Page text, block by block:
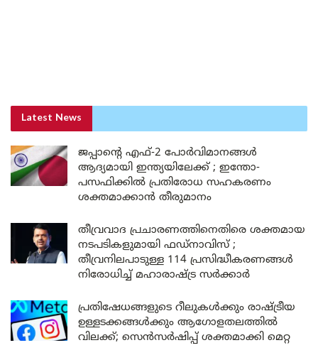
Latest News
ജപ്പാന്റെ എഫ്-2 പോർവിമാനങ്ങൾ
ആദ്യമായി ഇന്ത്യയിലേക്ക് ; ഇന്തോ-
പസഫിക്കിൽ പ്രതിരോധ സഹകരണം
ശക്തമാക്കാൻ തീരുമാനം
തീവ്രവാദ പ്രചാരണത്തിനെതിരെ ശക്തമായ
നടപടികളുമായി ഫഡ്നാവിസ് ;
തീവ്രനിലപാടുള്ള 114 പ്രസിദ്ധീകരണങ്ങൾ
നിരോധിച്ച് മഹാരാഷ്ട്ര സർക്കാർ
പ്രതിഷേധങ്ങളുടെ റീലുകൾക്കും രാഷ്ട്രീയ
ഉള്ളടക്കങ്ങൾക്കും ആഗോളതലത്തിൽ
വിലക്ക്; സെൻസർഷിപ്പ് ശക്തമാക്കി മെറ്റ